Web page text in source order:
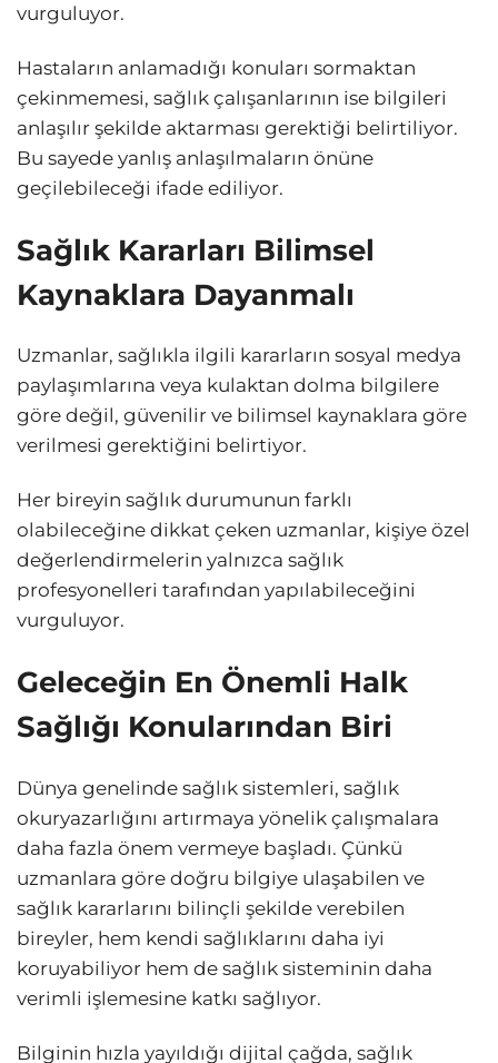
vurguluyor.
Hastaların anlamadığı konuları sormaktan
çekinmemesi, sağlık çalışanlarının ise bilgileri
anlaşılır şekilde aktarması gerektiği belirtiliyor.
Bu sayede yanlış anlaşılmaların önüne
geçilebileceği ifade ediliyor.
Sağlık Kararları Bilimsel
Kaynaklara Dayanmalı
Uzmanlar, sağlıkla ilgili kararların sosyal medya
paylaşımlarına veya kulaktan dolma bilgilere
göre değil, güvenilir ve bilimsel kaynaklara göre
verilmesi gerektiğini belirtiyor.
Her bireyin sağlık durumunun farklı
olabileceğine dikkat çeken uzmanlar, kişiye özel
değerlendirmelerin yalnızca sağlık
profesyonelleri tarafından yapılabileceğini
vurguluyor.
Geleceğin En Önemli Halk
Sağlığı Konularından Biri
Dünya genelinde sağlık sistemleri, sağlık
okuryazarlığını artırmaya yönelik çalışmalara
daha fazla önem vermeye başladı. Çünkü
uzmanlara göre doğru bilgiye ulaşabilen ve
sağlık kararlarını bilinçli şekilde verebilen
bireyler, hem kendi sağlıklarını daha iyi
koruyabiliyor hem de sağlık sisteminin daha
verimli işlemesine katkı sağlıyor.
Bilginin hızla yayıldığı dijital çağda, sağlık